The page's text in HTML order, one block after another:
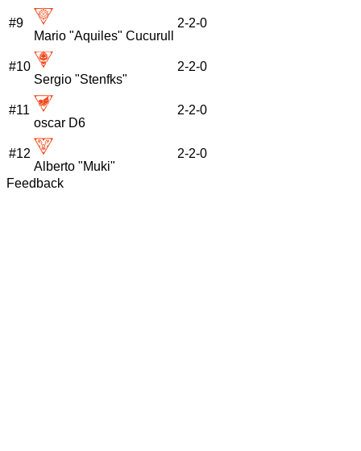
#9
Mario "Aquiles" Cucurull
2-2-0
#10
Sergio "Stenfks"
2-2-0
#11
oscar D6
2-2-0
#12
Alberto "Muki"
2-2-0
Feedback